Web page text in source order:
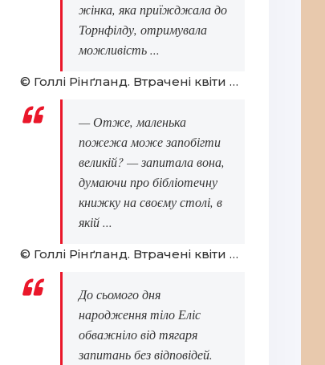
жінка, яка приїжджала до
Торнфілду, отримувала
можливість ...
© Голлі Рінґланд. Втрачені квіти Еліс Гарт
— Отже, маленька
пожежа може запобігти
великій? — запитала вона,
думаючи про бібліотечну
книжку на своєму столі, в
якій ...
© Голлі Рінґланд. Втрачені квіти Еліс Гарт
До сьомого дня
народження тіло Еліс
обважніло від тягаря
запитань без відповідей.